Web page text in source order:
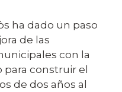
ha dado un paso
de las
con la
construir el
de dos años al